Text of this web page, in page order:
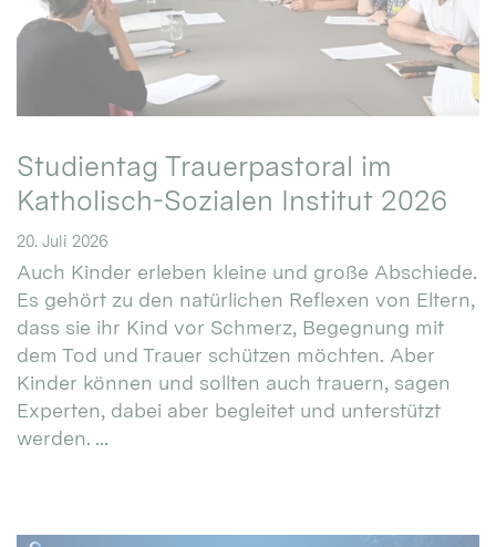
Studientag Trauerpastoral im
Katholisch-Sozialen Institut 2026
20. Juli 2026
Auch Kinder erleben kleine und große Abschiede.
Es gehört zu den natürlichen Reflexen von Eltern,
dass sie ihr Kind vor Schmerz, Begegnung mit
dem Tod und Trauer schützen möchten. Aber
Kinder können und sollten auch trauern, sagen
Experten, dabei aber begleitet und unterstützt
werden. ...